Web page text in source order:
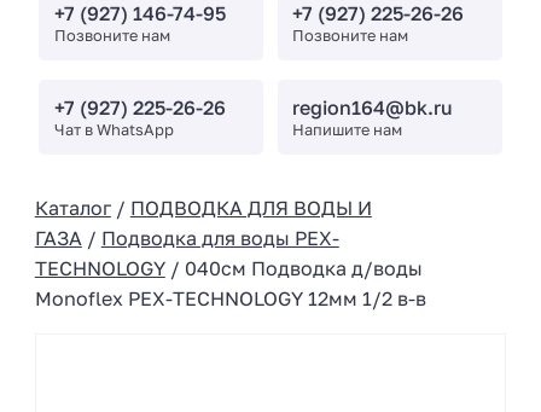
+7 (927) 146-74-95
Позвоните нам
+7 (927) 225-26-26
Позвоните нам
+7 (927) 225-26-26
Чат в WhatsApp
region164@bk.ru
Напишите нам
Каталог/ ПОДВОДКА ДЛЯ ВОДЫ И
ГАЗА / Подводка для воды PEX-
TECHNOLOGY/ 040см Подводка д/воды
Monoflex PEX-TECHNOLOGY 12мм 1/2 в-в